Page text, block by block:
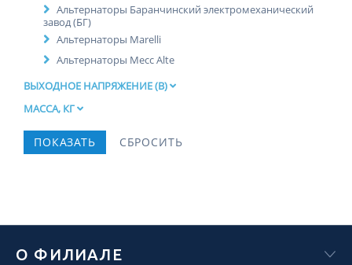
Альтернаторы Баранчинский электромеханический
завод (БГ)
Альтернаторы Marelli
Альтернаторы Mecc Alte
ВЫХОДНОЕ НАПРЯЖЕНИЕ (В)
МАССА, КГ
О ФИЛИАЛЕ